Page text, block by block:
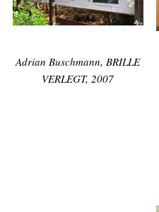
Adrian Buschmann, BRILLE
VERLEGT, 2007